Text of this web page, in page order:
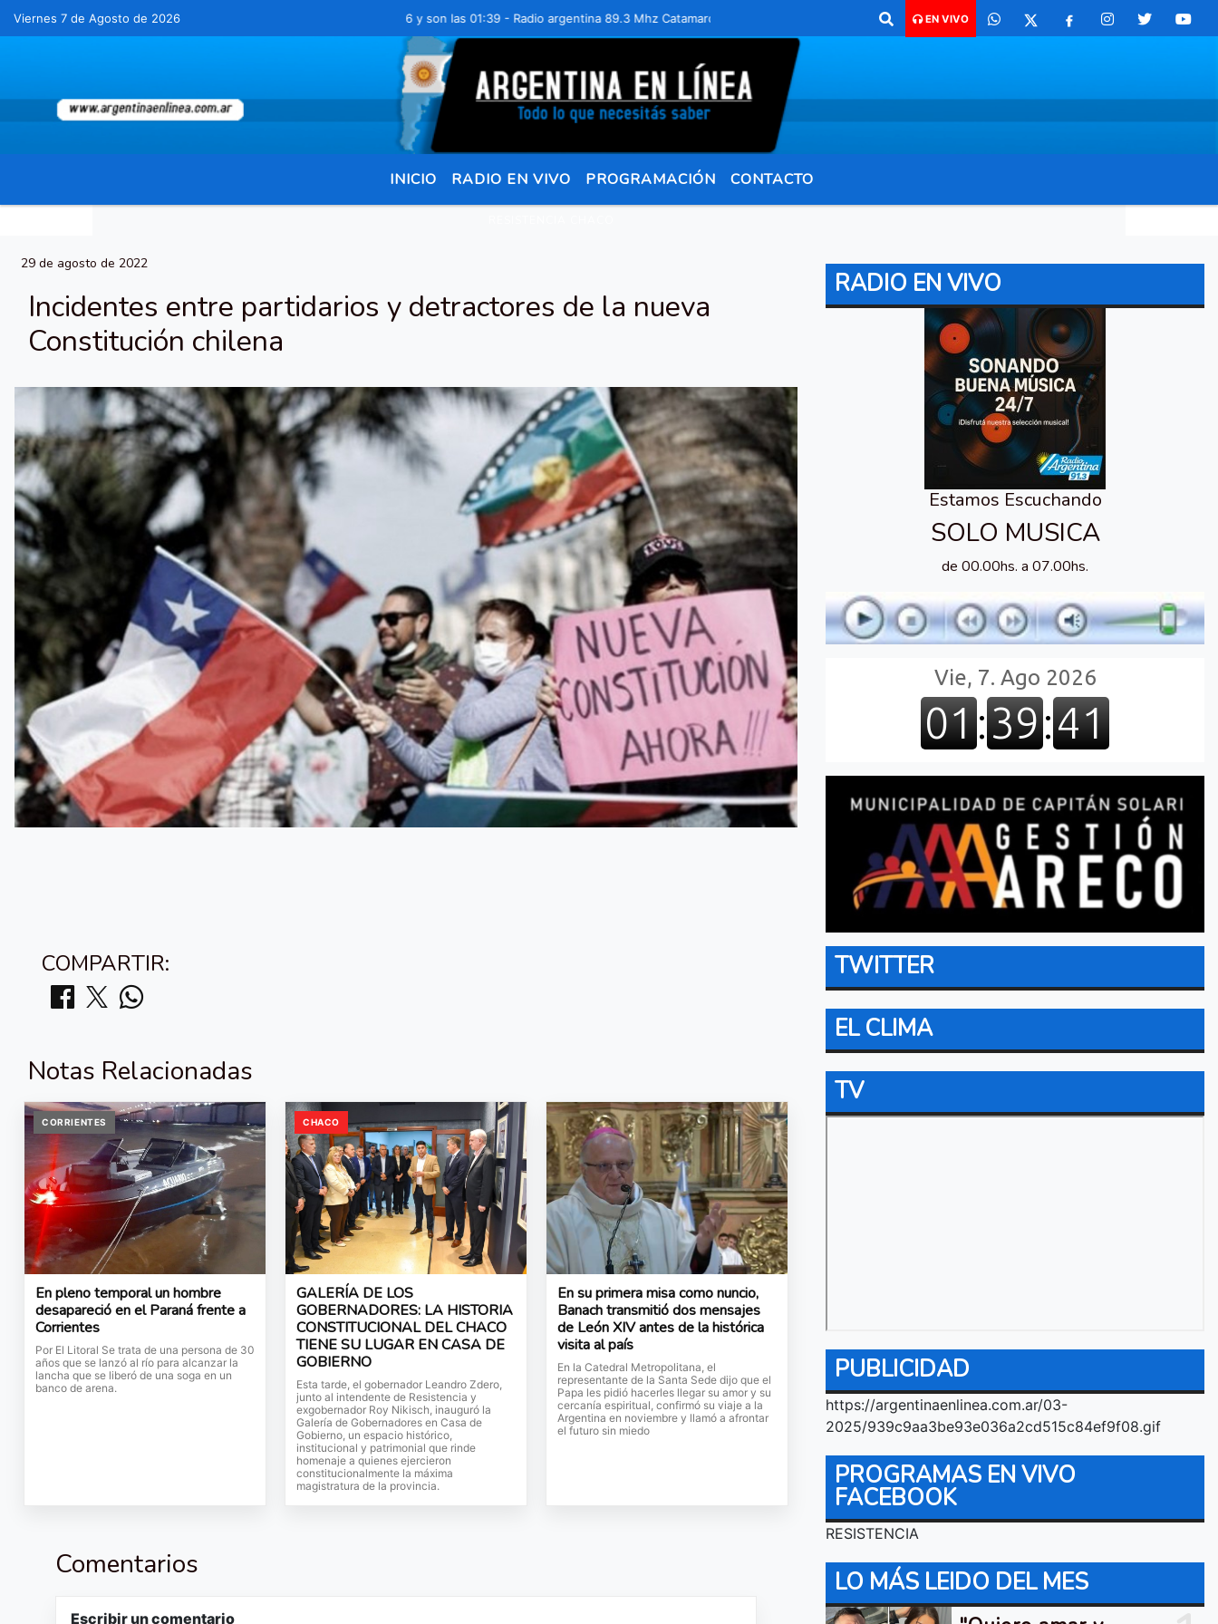
Viernes 7 de Agosto de 2026Hoy es Viernes 7 de Agosto de 2026 y son las 01:39 - Radio argentina 89.3 Mhz Catamarca 436 Resistencia Chaco para comunicarte 362 4879579 Radio argentina 89.3 Mhz Catamarca
EN VIVO
INICIO RADIO EN VIVO PROGRAMACIÓN CONTACTO
29 de agosto de 2022
Incidentes entre partidarios y detractores de la nueva
Constitución chilena
COMPARTIR:
Notas Relacionadas
CORRIENTES
En pleno temporal un hombre
desapareció en el Paraná frente a
Corrientes
Por El Litoral Se trata de una persona de 30
años que se lanzó al río para alcanzar la
lancha que se liberó de una soga en un
banco de arena.
CHACO
GALERÍA DE LOS
GOBERNADORES: LA HISTORIA
CONSTITUCIONAL DEL CHACO
TIENE SU LUGAR EN CASA DE
GOBIERNO
Esta tarde, el gobernador Leandro Zdero,
junto al intendente de Resistencia y
exgobernador Roy Nikisch, inauguró la
Galería de Gobernadores en Casa de
Gobierno, un espacio histórico,
institucional y patrimonial que rinde
homenaje a quienes ejercieron
constitucionalmente la máxima
magistratura de la provincia.
En su primera misa como nuncio,
Banach transmitió dos mensajes
de León XIV antes de la histórica
visita al país
En la Catedral Metropolitana, el
representante de la Santa Sede dijo que el
Papa les pidió hacerles llegar su amor y su
cercanía espiritual, confirmó su viaje a la
Argentina en noviembre y llamó a afrontar
el futuro sin miedo
Comentarios
Escribir un comentario
RADIO EN VIVO
Estamos Escuchando
SOLO MUSICA
de 00.00hs. a 07.00hs.
TWITTER
EL CLIMA
TV
PUBLICIDAD
https://argentinaenlinea.com.ar/03-
2025/939c9aa3be93e036a2cd515c84ef9f08.gif
PROGRAMAS EN VIVO
FACEBOOK
RESISTENCIA
LO MÁS LEIDO DEL MES